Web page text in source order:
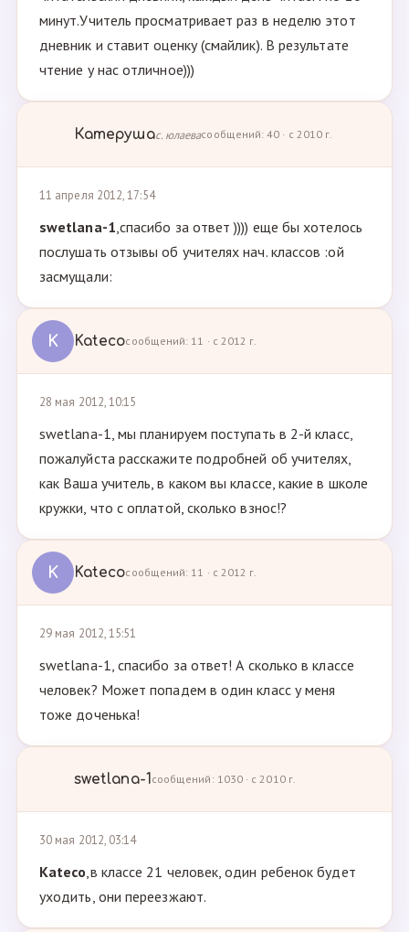
минут.Учитель просматривает раз в неделю этот
дневник и ставит оценку (смайлик). В результате
чтение у нас отличное)))
Катерушас. юлаевасообщений: 40 · с 2010 г.
11 апреля 2012, 17:54
swetlana-1,спасибо за ответ )))) еще бы хотелось
послушать отзывы об учителях нач. классов :ой
засмущали:
K Katecoсообщений: 11 · с 2012 г.
28 мая 2012, 10:15
swetlana-1, мы планируем поступать в 2-й класс,
пожалуйста расскажите подробней об учителях,
как Ваша учитель, в каком вы классе, какие в школе
кружки, что с оплатой, сколько взнос!?
K Katecoсообщений: 11 · с 2012 г.
29 мая 2012, 15:51
swetlana-1, спасибо за ответ! А сколько в классе
человек? Может попадем в один класс у меня
тоже доченька!
swetlana-1сообщений: 1030 · с 2010 г.
30 мая 2012, 03:14
Kateco,в классе 21 человек, один ребенок будет
уходить, они переезжают.